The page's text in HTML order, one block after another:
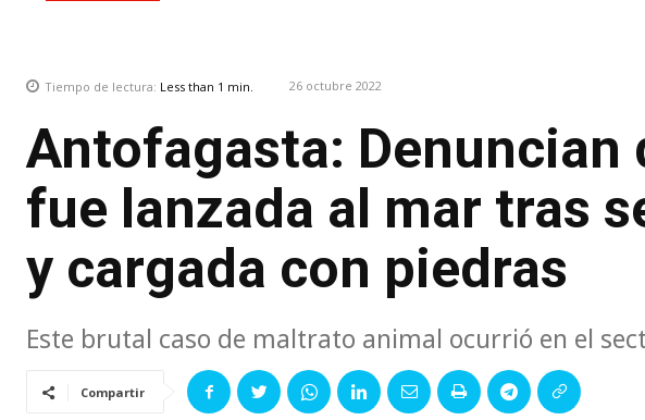
Tiempo de lectura: Less than 1 min. 26 octubre 2022
Antofagasta: Denuncian
fue lanzada al mar tras
y cargada con piedras
Este brutal caso de maltrato animal ocurrió en el
Compartir